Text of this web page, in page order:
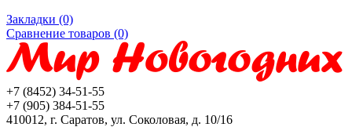
Закладки (0)
Сравнение товаров (0)
+7 (8452) 34-51-55
+7 (905) 384-51-55
410012, г. Саратов, ул. Соколовая, д. 10/16